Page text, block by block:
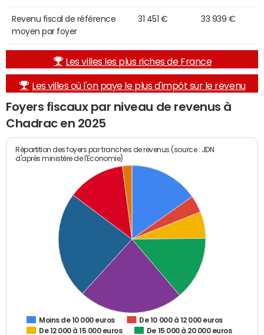
Revenu fiscal de référence
moyen par foyer
31 451 € 33 939 €
Les villes les plus riches de France
Les villes où l'on paye le plus d'impôt sur le revenu
Foyers fiscaux par niveau de revenus à
Chadrac en 2025
Répartition des foyers par tranches de revenus (source : JDN
d'après ministère de l'Economie)
Moins de 10 000 euros
De 10 000 à 12 000 euros
De 12 000 à 15 000 euros
De 15 000 à 20 000 euros